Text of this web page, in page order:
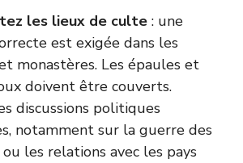
les lieux de culte : une
est exigée dans les
monastères. Les épaules et
doivent être couverts.
discussions politiques
notamment sur la guerre des
ou les relations avec les pays